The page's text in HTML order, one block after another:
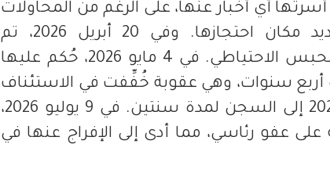
أي أخبار عنها، على الرغم من المحاولات
المتكررة لتحديد مكان احتجازها. وفي 20 أبريل 2026، تم
وضعها في الحبس الاحتياطي. في 4 مايو 2026، حُكم عليها
أربع سنوات، وهي عقوبة خُفِّفت في الاستئناف
في 8 يوليو 2026 إلى السجن لمدة سنتين. في 9 يوليو 2026،
على عفو رئاسي، مما أدى إلى الإفراج عنها في